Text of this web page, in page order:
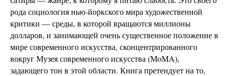
рода социология нью-йоркского мира художественной
критики — среды, в которой вращаются миллионы
долларов, и занимающей очень существенное положение в
мире современного искусства, сконцентрированного
вокруг Музея современного искусства (MoMA),
задающего тон в этой области. Книга претендует на то,